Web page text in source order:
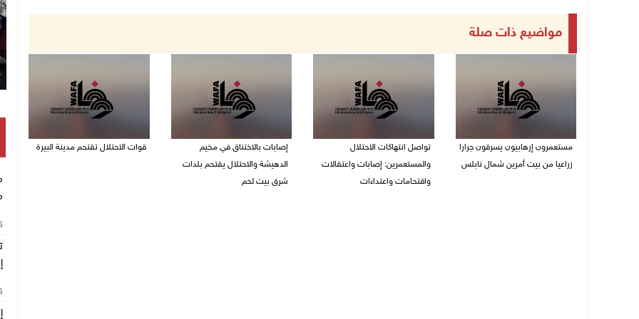
مواضيع ذات صلة
مستعمرون إرهابيون يسرقون جرارا
زراعيا من بيت أمرين شمال نابلس
تواصل انتهاكات الاحتلال
والمستعمرين: إصابات واعتقالات
واقتحامات واعتداءات
إصابات بالاختناق في مخيم
الدهيشة والاحتلال يقتحم بلدات
شرق بيت لحم
قوات الاحتلال تقتحم مدينة البيرة